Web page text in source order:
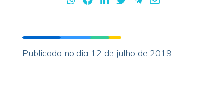
Publicado no dia 12 de julho de 2019